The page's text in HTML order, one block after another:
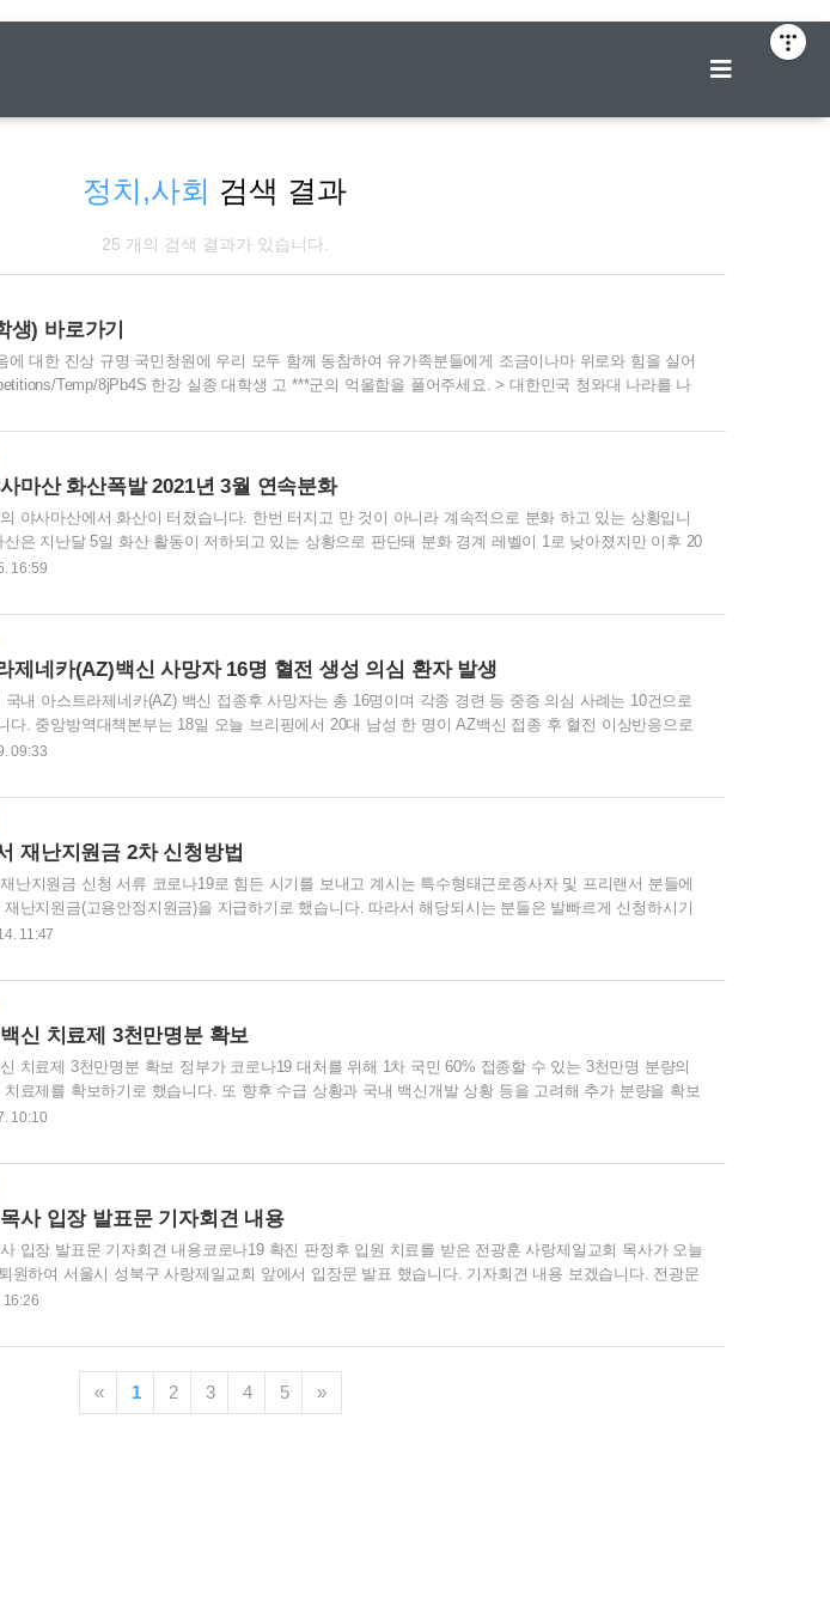
정치,사회 검색 결과
25 개의 검색 결과가 있습니다.
) 바로가기
대한 진상 규명 국민청원에 우리 모두 함께 동참하여 유가족분들에게 조금이나마 위로와 힘을 실어
Temp/8jPb4S 한강 실종 대학생 고 ***군의 억울함을 풀어주세요. > 대한민국 청와대 나라를 나
서울 반포한강공원 실종사건 대학생 故손정민(22세)군의 발인이 5일 서울성모병원에서 발인
의 친구와 손정민군의 아버지가 아들에게 보내는 편지낭독은 보는 이로 하여금 더욱 안타깝고 가슴
로그에는 평범한 서울시민이 정민군 아버지에게 쓴 손편지가 올라왔습니다..
마산 화산폭발 2021년 3월 연속분화
야사마산에서 화산이 터졌습니다. 한번 터지고 만 것이 아니라 계속적으로 분화 하고 있는 상황입니
산은 지난달 5일 화산 활동이 저하되고 있는 상황으로 판단돼 분화 경계 레벨이 1로 낮아졌지만 이후 20
지진이 증가했고 2021년 3월 20일 36회, 21일 68회 22일에는 오후 3시까지 총 46번의화산활동이 관
하루 방출량이 800톤으로 지난달 관측된 200톤의 네 배로 증가하고 있습니다. 수와노세섬의 화산 또
빠져 있습니다. 이곳에 위치한 오다케 분화구에서 간헐적으로 분화가 발생하고 있습니다. 12일 이후 분
연기가 최고 분하구 가장..
16:59
제네카(AZ)백신 사망자 16명 혈전 생성 의심 환자 발생
국내 아스트라제네카(AZ) 백신 접종후 사망자는 총 16명이며 각종 경련 등 중증 의심 사례는 10건으로
다. 중앙방역대책본부는 18일 오늘 브리핑에서 20대 남성 한 명이 AZ백신 접종 후 혈전 이상반응으로
밝혔습니다. 이는 전날 아스트라제네카 백신 접종후 사망한 60대 사망자에 이어 두번째 혈전 생성 의
관리청은 "정밀부검은 최소 2,3주 소요되고 모든 가능성을 열어두겠지만 백신 접종 중단을 논할 때는 아
일축했습니다. 국내 코로나19 백신 접종 뒤 이상반응 의심 사례는 금일 402건이 추가돼 총 9405건으로
다. 이 중 9298..
09:33
재난지원금 2차 신청방법
난지원금 신청 서류 코로나19로 힘든 시기를 보내고 계시는 특수형태근로종사자 및 프리랜서 분들에
재난지원금(고용안정지원금)을 지급하기로 했습니다. 따라서 해당되시는 분들은 발빠르게 신청하시기
고 프리랜서 재난지원금 2차 신청기간 온라인 신청기간 : 2020년 10월 12일(월) 09:00 ~ 10월 23일(금)
신청대상 학습지교사, 학원 및 교육연수기관 강사, 스포츠 강사 및 트레이너, 방과후 교사, 지입기사
등), 구난차기사, 기타 자동차 운전원(학원버스 운전기사 등), 공항, 항만, 철도, 창고 관련 하역종사..
11:47
신 치료제 3천만명분 확보
치료제 3천만명분 확보 정부가 코로나19 대처를 위해 1차 국민 60% 접종할 수 있는 3천만명 분량의
치료제를 확보하기로 했습니다. 또 향후 수급 상황과 국내 백신개발 상황 등을 고려해 추가 분량을 확보
국민 접종을 목표로 백신 확보를 단계적으로 추진할 예정입니다.지난 15일 정세균 국무총리는 정부는
다 라고 말했습니다.정부는 1단계로 전 세계 백신 공급 체계인 코백스 퍼실리티를 통해 1천만명분을 백
과의 협상을 통해 2천만명분의 백신을 각각 확보한다는 계획입니다. 먼저 코백스 퍼실리티 참여를 위
당 3.5달러의 선입금을 미리 지불해..
10:10
사 입장 발표문 기자회견 내용
입장 발표문 기자회견 내용코로나19 확진 판정후 입원 치료를 받은 전광훈 사랑제일교회 목사가 오늘
원하여 서울시 성북구 사랑제일교회 앞에서 입장문 발표 했습니다. 기자회견 내용 보겠습니다. 전광문
발표 : 존경하는 국민 여러분 저(전광훈 목사)와 저희교회(사랑제일교회)를 통해서 국민 여러분들에게
한 발언과 "동계올림픽에서 간첩의 왕인 신영복에 대해서 일본지도자 아베 총리를 앉혀놓고 내가 가장
한국의 사상가라고 말한것에 대해서 국민들 앞에 사과 한번 해달라 사과해주면 우리는 광화문 집회건 뭐
겠다" 이어 "사과 안할려면 물러나라"..
16:26
« 1 2 3 4 5 »
티스토리툴바